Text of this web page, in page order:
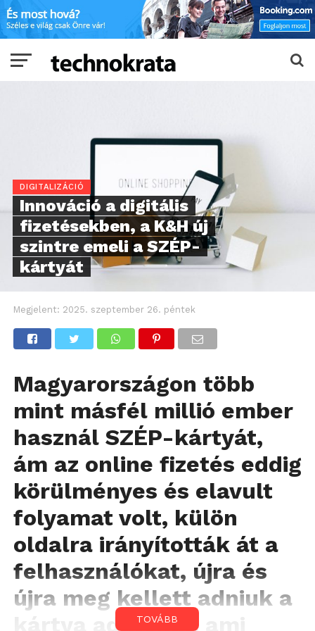
DIGITALIZÁCIÓ
Innováció a digitális
fizetésekben, a K&H új
szintre emeli a SZÉP-
kártyát
Megjelent: 2025. szeptember 26. péntek
Magyarországon több
mint másfél millió ember
használ SZÉP-kártyát,
ám az online fizetés eddig
körülményes és elavult
folyamat volt, külön
oldalra irányították át a
felhasználókat, újra és
újra meg kellett adniuk a
kártya adatokat, ami
TOVÁBB